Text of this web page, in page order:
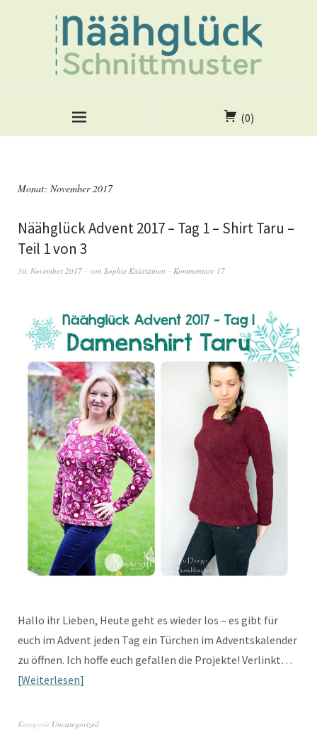
(0)
Monat: November 2017
Näähglück Advent 2017 – Tag 1 – Shirt Taru –
Teil 1 von 3
30. November 2017 von Sophie Kääriäinen Kommentare 17
Hallo ihr Lieben, Heute geht es wieder los – es gibt für
euch im Advent jeden Tag ein Türchen im Adventskalender
zu öffnen. Ich hoffe euch gefallen die Projekte! Verlinkt…
Weiterlesen
Kategorie Uncategorized